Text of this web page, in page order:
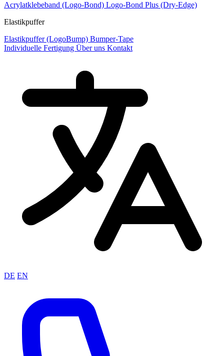
Acrylatklebeband (Logo-Bond) Logo-Bond Plus (Dry-Edge)
Elastikpuffer
Elastikpuffer (LogoBump) Bumper-Tape
Individuelle Fertigung Über uns Kontakt
DE EN